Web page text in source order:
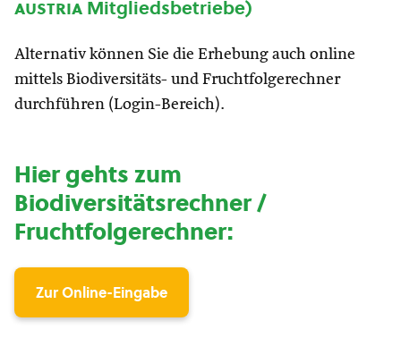
austria Mitgliedsbetriebe)
Alternativ können Sie die Erhebung auch online
mittels Biodiversitäts- und Fruchtfolgerechner
durchführen (Login-Bereich).
Hier gehts zum
Biodiversitätsrechner /
Fruchtfolgerechner:
Zur Online-Eingabe